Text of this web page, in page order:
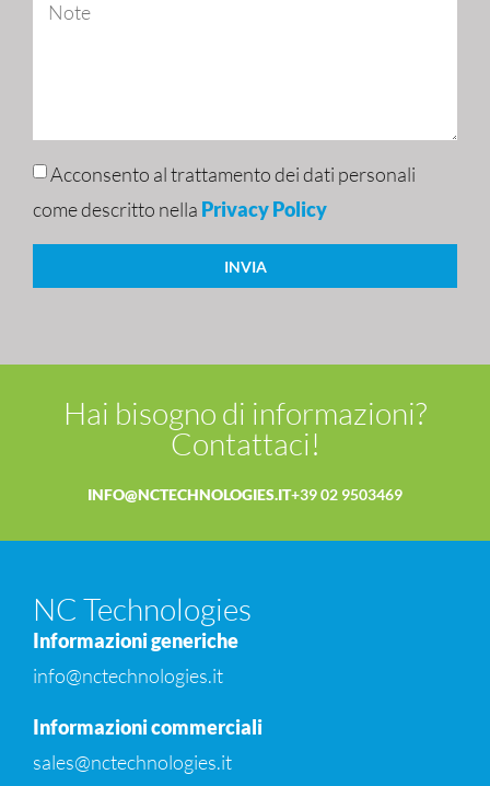
Acconsento al trattamento dei dati personali
come descritto nella Privacy Policy
INVIA
Hai bisogno di informazioni?
Contattaci!
INFO@NCTECHNOLOGIES.IT+39 02 9503469
NC Technologies
Informazioni generiche
info@nctechnologies.it
Informazioni commerciali
sales@nctechnologies.it